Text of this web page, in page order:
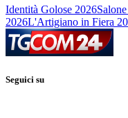
Identità Golose 2026
2026L'Artigiano in Fiera
Seguici su